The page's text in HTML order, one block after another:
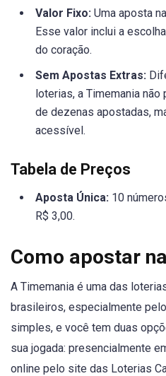
Valor Fixo: Uma aposta
Esse valor inclui a
do coração.
Sem Apostas Extras:
loterias, a Timemania
de dezenas apostadas,
acessível.
Tabela de Preços
Aposta Única: 10
R$ 3,00.
Como apostar
A Timemania é uma das
brasileiros, especialmente
simples, e você tem duas
sua jogada: presencialmente
online pelo site das Loterias